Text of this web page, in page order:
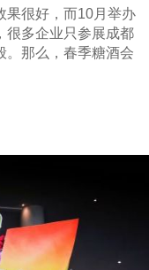
果很好，而10月举办
很多企业只参展成都
那么，春季糖酒会